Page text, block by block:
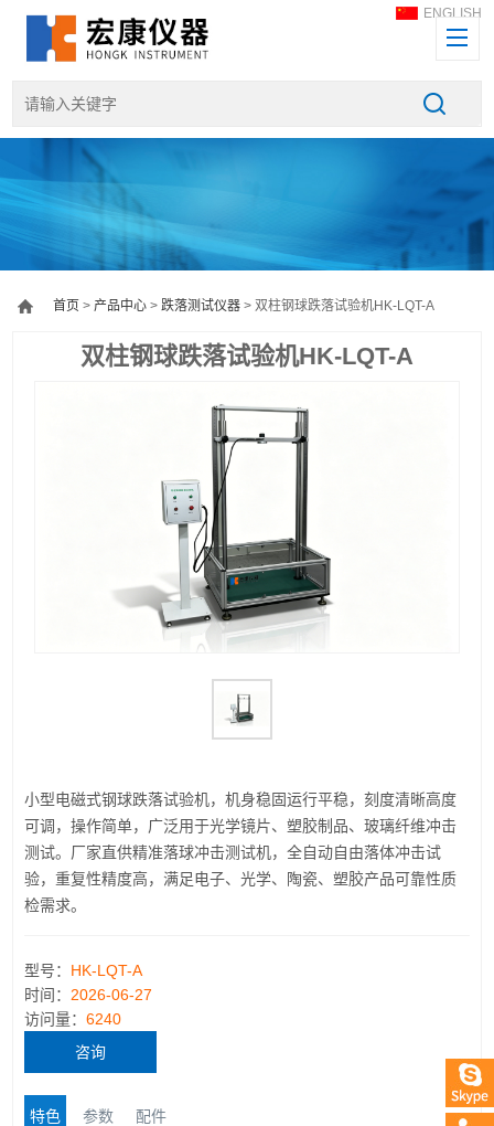
ENGLISH
首页 >产品中心 >跌落测试仪器 > 双柱钢球跌落试验机HK-LQT-A
双柱钢球跌落试验机HK-LQT-A
小型电磁式钢球跌落试验机，机身稳固运行平稳，刻度清晰高度
可调，操作简单，广泛用于光学镜片、塑胶制品、玻璃纤维冲击
测试。厂家直供精准落球冲击测试机，全自动自由落体冲击试
验，重复性精度高，满足电子、光学、陶瓷、塑胶产品可靠性质
检需求。
型号： HK-LQT-A
时间： 2026-06-27
访问量：6240
咨询
特色 参数 配件